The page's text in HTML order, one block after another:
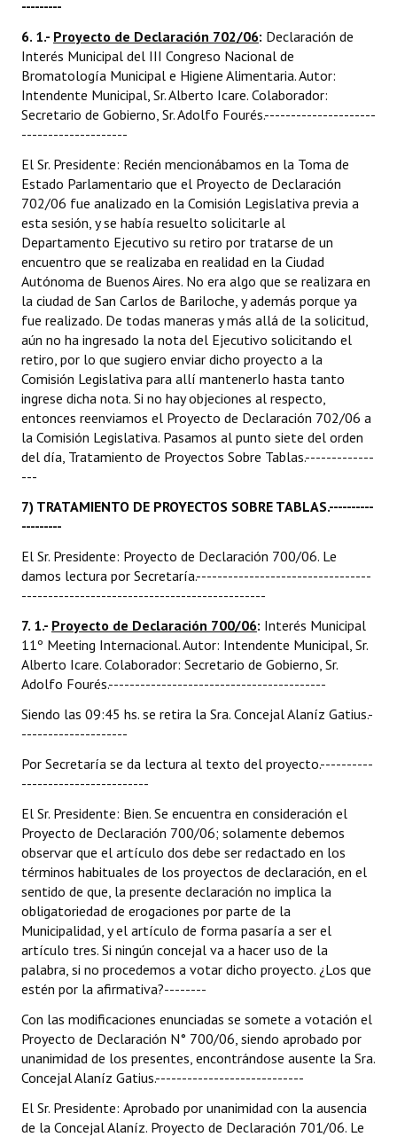
---------
6. 1.- Proyecto de Declaración 702/06: Declaración de
Interés Municipal del III Congreso Nacional de
Bromatología Municipal e Higiene Alimentaria. Autor:
Intendente Municipal, Sr. Alberto Icare. Colaborador:
Secretario de Gobierno, Sr. Adolfo Fourés.---------------------
--------------------
El Sr. Presidente: Recién mencionábamos en la Toma de
Estado Parlamentario que el Proyecto de Declaración
702/06 fue analizado en la Comisión Legislativa previa a
esta sesión, y se había resuelto solicitarle al
Departamento Ejecutivo su retiro por tratarse de un
encuentro que se realizaba en realidad en la Ciudad
Autónoma de Buenos Aires. No era algo que se realizara en
la ciudad de San Carlos de Bariloche, y además porque ya
fue realizado. De todas maneras y más allá de la solicitud,
aún no ha ingresado la nota del Ejecutivo solicitando el
retiro, por lo que sugiero enviar dicho proyecto a la
Comisión Legislativa para allí mantenerlo hasta tanto
ingrese dicha nota. Si no hay objeciones al respecto,
entonces reenviamos el Proyecto de Declaración 702/06 a
la Comisión Legislativa. Pasamos al punto siete del orden
del día, Tratamiento de Proyectos Sobre Tablas.-------------
---
7) TRATAMIENTO DE PROYECTOS SOBRE TABLAS.----------
---------
El Sr. Presidente: Proyecto de Declaración 700/06. Le
damos lectura por Secretaría.---------------------------------
----------------------------------------------
7. 1.- Proyecto de Declaración 700/06: Interés Municipal
11º Meeting Internacional. Autor: Intendente Municipal, Sr.
Alberto Icare. Colaborador: Secretario de Gobierno, Sr.
Adolfo Fourés.-----------------------------------------
Siendo las 09:45 hs. se retira la Sra. Concejal Alaníz Gatius.-
--------------------
Por Secretaría se da lectura al texto del proyecto.----------
------------------------
El Sr. Presidente: Bien. Se encuentra en consideración el
Proyecto de Declaración 700/06; solamente debemos
observar que el artículo dos debe ser redactado en los
términos habituales de los proyectos de declaración, en el
sentido de que, la presente declaración no implica la
obligatoriedad de erogaciones por parte de la
Municipalidad, y el artículo de forma pasaría a ser el
artículo tres. Si ningún concejal va a hacer uso de la
palabra, si no procedemos a votar dicho proyecto. ¿Los que
estén por la afirmativa?--------
Con las modificaciones enunciadas se somete a votación el
Proyecto de Declaración N° 700/06, siendo aprobado por
unanimidad de los presentes, encontrándose ausente la Sra.
Concejal Alaníz Gatius.----------------------------
El Sr. Presidente: Aprobado por unanimidad con la ausencia
de la Concejal Alaníz. Proyecto de Declaración 701/06. Le